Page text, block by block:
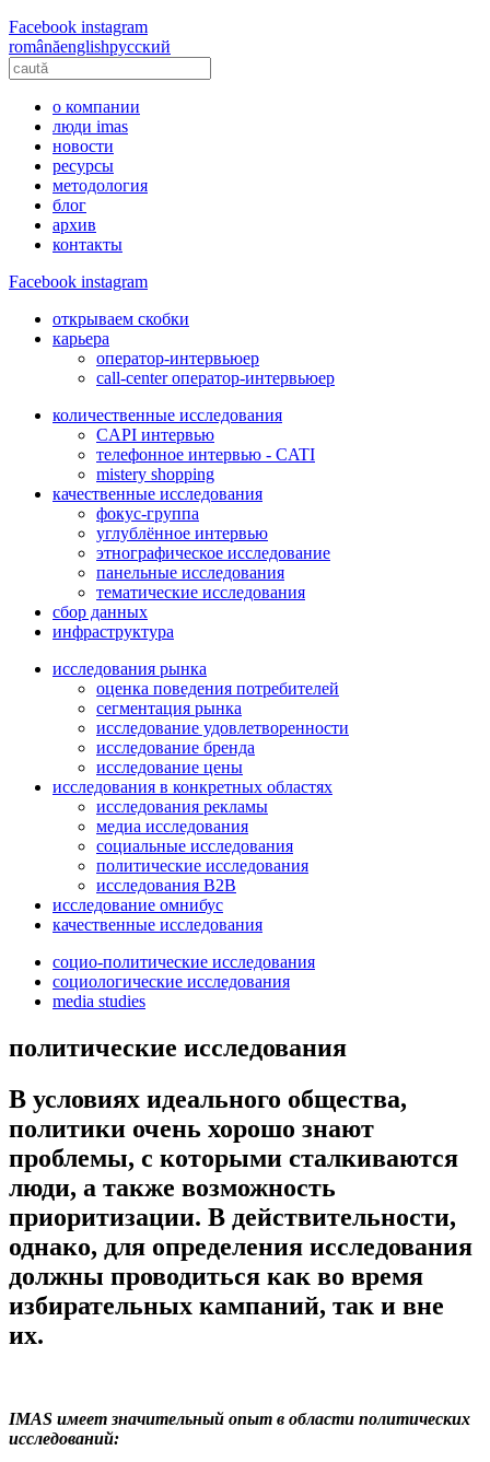
Facebook instagram
românăenglishрусский
o компании
люди imas
новости
ресурсы
методология
блог
архив
контакты
Facebook instagram
открываем скобки
карьера
oператор-интервьюер
сall-сenter оператор-интервьюер
количественные исследования
CAPI интервью
телефонное интервью - CATI
mistery shopping
качественные исследования
фокус-группа
углублённое интервью
этнографическое исследование
панельные исследования
тематические исследования
сбор данных
инфраструктура
исследования рынка
oценка поведения потребителей
сегментация рынка
исследование удовлетворенности
исследование бренда
исследование цены
исследования в конкретных областях
исследования рекламы
медиа исследования
социальные исследования
политические исследования
исследования B2B
исследование омнибус
качественные исследования
социо-политические исследования
социологические исследования
media studies
политические исследования
В условиях идеального общества,
политики очень хорошо знают
проблемы, с которыми сталкиваются
люди, а также возможность
приоритизации. В действительности,
однако, для определения исследования
должны проводиться как во время
избирательных кампаний, так и вне
их.
IMAS имеет значительный опыт в области политических
исследований: